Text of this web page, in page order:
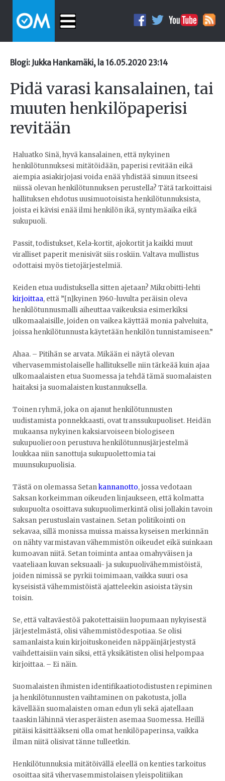
Blogi: Jukka Hankamäki, la 16.05.2020 23:14
Pidä varasi kansalainen, tai
muuten henkilöpaperisi
revitään
Haluatko Sinä, hyvä kansalainen, että nykyinen
henkilötunnuksesi mitätöidään, paperisi revitään eikä
aiempia asiakirjojasi voida enää yhdistää sinuun itseesi
niissä olevan henkilötunnuksen perustella? Tätä tarkoittaisi
hallituksen ehdotus uusimuotoisista henkilötunnuksista,
joista ei kävisi enää ilmi henkilön ikä, syntymäaika eikä
sukupuoli.
Passit, todistukset, Kela-kortit, ajokortit ja kaikki muut
viralliset paperit menisivät siis roskiin. Valtava mullistus
odottaisi myös tietojärjestelmiä.
Keiden etua uudistuksella sitten ajetaan? Mikrobitti-lehti
kirjoittaa, että ”[n]kyinen 1960-luvulta peräisin oleva
henkilötunnusmalli aiheuttaa vaikeuksia esimerkiksi
ulkomaalaisille, joiden on vaikea käyttää monia palveluita,
joissa henkilötunnusta käytetään henkilön tunnistamiseen.”
Ahaa. – Pitihän se arvata. Mikään ei näytä olevan
vihervasemmistolaiselle hallitukselle niin tärkeää kuin ajaa
ulkomaalaisten etua Suomessa ja tehdä tämä suomalaisten
haitaksi ja suomalaisten kustannuksella.
Toinen ryhmä, joka on ajanut henkilötunnusten
uudistamista ponnekkaasti, ovat transsukupuoliset. Heidän
mukaansa nykyinen kaksiarvoiseen biologiseen
sukupuolieroon perustuva henkilötunnusjärjestelmä
loukkaa niin sanottuja sukupuolettomia tai
muunsukupuolisia.
Tästä on olemassa Setankannanotto, jossa vedotaan
Saksan korkeimman oikeuden linjaukseen, että kolmatta
sukupuolta osoittava sukupuolimerkintä olisi jollakin tavoin
Saksan perustuslain vastainen. Setan politikointi on
sekavaa, sillä monissa muissa maissa kyseisen merkinnän
on nähty varmistavan vähemmistön oikeudet eikä suinkaan
kumoavan niitä. Setan toiminta antaa omahyväisen ja
vaateliaan kuvan seksuaali- ja sukupuolivähemmistöistä,
joiden nimissä se pyrkii toimimaan, vaikka suuri osa
kyseisistä vähemmistöistä ajatteleekin asioista täysin
toisin.
Se, että valtaväestöä pakotettaisiin luopumaan nykyisestä
järjestelmästä, olisi vähemmistödespotiaa. Se olisi
samanlaista kuin kirjoituskoneiden näppäinjärjestystä
vaihdettaisiin vain siksi, että yksikätisten olisi helpompaa
kirjoittaa. – Ei näin.
Suomalaisten ihmisten identifikaatiotodistusten repiminen
ja henkilötunnusten vaihtaminen on pakotusta, jolla
kävellään suomalaisten oman edun yli sekä ajatellaan
taaskin lähinnä vierasperäisten asemaa Suomessa. Heillä
pitäisi käsittääkseni olla omat henkilöpaperinsa, vaikka
ilman niitä olisivat tänne tulleetkin.
Henkilötunnuksia mitätöivällä eleellä on kenties tarkoitus
osoittaa sitä vihervasemmistolaisen yleispolitiikan